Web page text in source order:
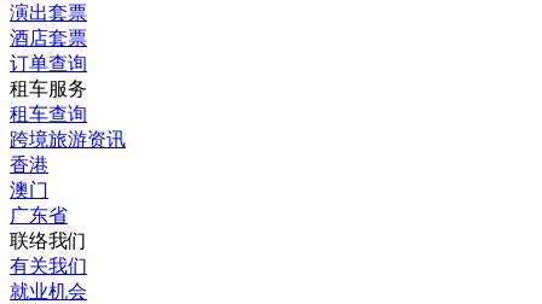
演出套票
酒店套票
订单查询
租车服务
租车查询
跨境旅游资讯
香港
澳门
广东省
联络我们
有关我们
就业机会